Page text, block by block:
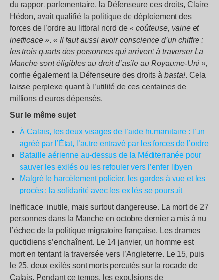
du rapport parlementaire, la Défenseure des droits, Claire
Hédon, avait qualifié la politique de déploiement des
forces de l’ordre au littoral nord de « coûteuse, vaine et
inefficace ». « Il faut aussi avoir conscience d’un chiffre :
les trois quarts des personnes qui arrivent à traverser La
Manche sont éligibles au droit d’asile au Royaume-Uni »,
confie également la Défenseure des droits à basta!. Cela
laisse perplexe quant à l’utilité de ces centaines de
millions d’euros dépensés.
Sur le même sujet
À Calais, les deux visages de l’aide humanitaire : l’un
agréé par l’État, l’autre entravé par les forces de l’ordre
Bataille aérienne au-dessus de la Méditerranée pour
sauver les exilés ou les refouler vers l’enfer libyen
Malgré le harcèlement policier, les gardes à vue et les
procès : la solidarité avec les exilés se poursuit
Inefficace, inutile, mais surtout dangereuse. La mort de 27
personnes dans la Manche en octobre dernier a mis à nu
l’échec de la politique migratoire française. Les drames
quotidiens s’enchaînent. Le 14 janvier, un homme est
mort en tentant la traversée vers l’Angleterre. Le 15, puis
le 25, deux exilés sont morts percutés sur la rocade de
Calais. Pendant ce temps, les expulsions de